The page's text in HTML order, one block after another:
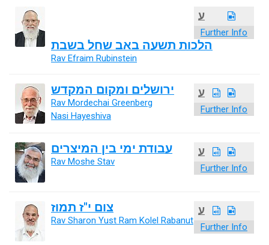
ע
Further Info
הלכות תשעה באב שחל בשבת
Rav Efraim Rubinstein
ע
Further Info
ירושלים ומקום המקדש
Rav Mordechai Greenberg
Nasi Hayeshiva
ע
Further Info
עבודת ימי בין המיצרים
Rav Moshe Stav
ע
Further Info
צום י"ז תמוז
Rav Sharon Yust Ram Kolel Rabanut